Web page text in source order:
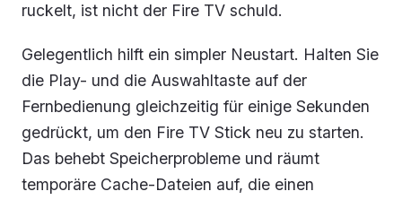
ruckelt, ist nicht der Fire TV schuld.
Gelegentlich hilft ein simpler Neustart. Halten Sie
die Play- und die Auswahltaste auf der
Fernbedienung gleichzeitig für einige Sekunden
gedrückt, um den Fire TV Stick neu zu starten.
Das behebt Speicherprobleme und räumt
temporäre Cache-Dateien auf, die einen